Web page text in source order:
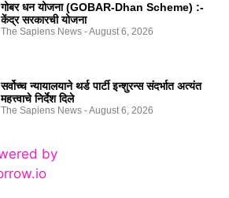
गोबर धन योजना (GOBAR-Dhan Scheme) :-
केंद्र सरकारची योजना
The Sapiens News August 6, 2026
सर्वोच्च न्यायालयाने थर्ड पार्टी इन्शुरन्स संदर्भात अत्यंत
महत्त्वाचे निर्देश दिले
The Sapiens News August 6, 2026